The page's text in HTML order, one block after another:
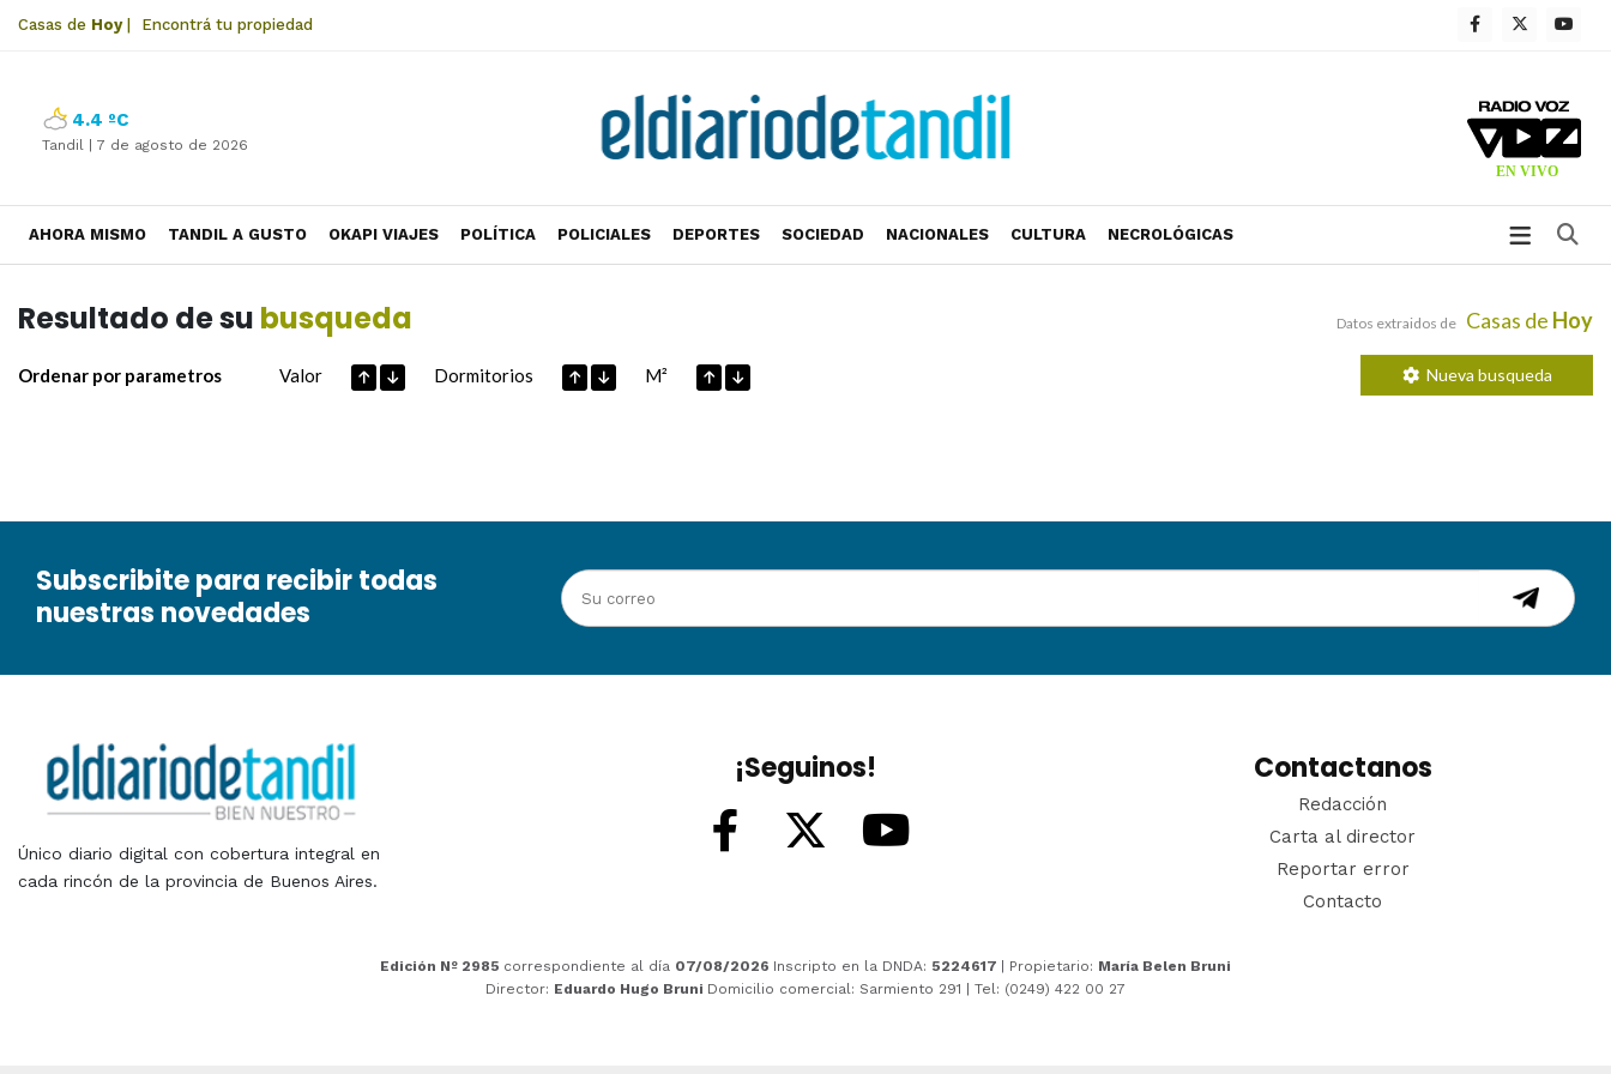
Casas de Hoy| Encontrá tu propiedad
4.4 ºC
Tandil | 7 de agosto de 2026
AHORA MISMO TANDIL A GUSTO OKAPI VIAJES POLÍTICA POLICIALES DEPORTES SOCIEDAD NACIONALES CULTURA NECROLÓGICAS
Resultado de su busqueda Datos extraidos de Casas de Hoy
Ordenar por parametros Valor Dormitorios M² Nueva busqueda
Subscribite para recibir todas
nuestras novedades
Único diario digital con cobertura integral en
cada rincón de la provincia de Buenos Aires.
¡Seguinos! Contactanos
Redacción
Carta al director
Reportar error
Contacto
Edición Nº 2985 correspondiente al día 07/08/2026 Inscripto en la DNDA: 5224617 | Propietario: María Belen Bruni
Director: Eduardo Hugo Bruni Domicilio comercial: Sarmiento 291 | Tel: (0249) 422 00 27